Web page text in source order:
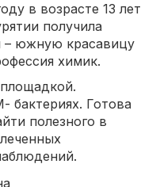
в возрасте 13 лет
получила
– южную красавицу
химик.
бактериях. Готова
полезного в